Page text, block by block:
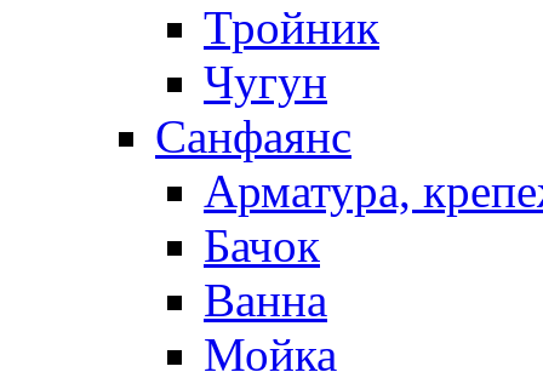
Тройник
Чугун
Санфаянс
Арматура,
Бачок
Ванна
Мойка